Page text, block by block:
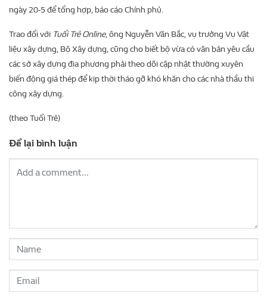
ngày 20-5 để tổng hợp, báo cáo Chính phủ.
Trao đổi với Tuổi Trẻ Online, ông Nguyễn Văn Bắc, vụ trưởng Vụ Vật
liệu xây dựng, Bộ Xây dựng, cũng cho biết bộ vừa có văn bản yêu cầu
các sở xây dựng địa phương phải theo dõi cập nhật thường xuyên
biến động giá thép để kịp thời tháo gỡ khó khăn cho các nhà thầu thi
công xây dựng.
(theo Tuổi Trẻ)
Để lại bình luận